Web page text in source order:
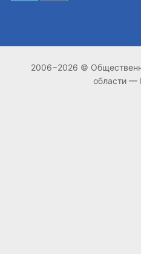
2006−2026 ©
области —